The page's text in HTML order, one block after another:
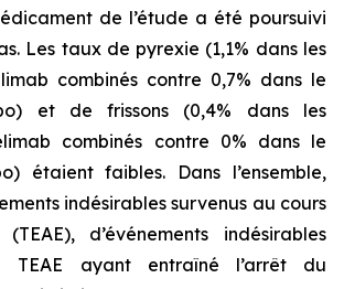
de l’étude a été poursuivi
Les taux de pyrexie (1,1% dans les
combinés contre 0,7% dans le
et de frissons (0,4% dans les
combinés contre 0% dans le
étaient faibles. Dans l’ensemble,
indésirables survenus au cours
d’événements indésirables
ayant entraîné l’arrêt du